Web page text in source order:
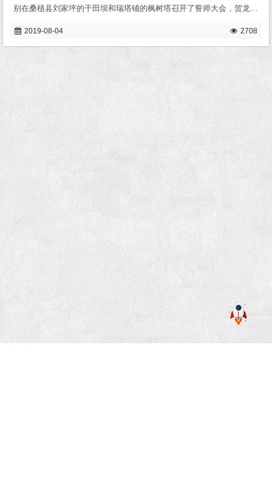
别在桑植县刘家坪的干田坝和瑞塔铺的枫树塔召开了誓师大会，贺龙、
2019-08-04 2708